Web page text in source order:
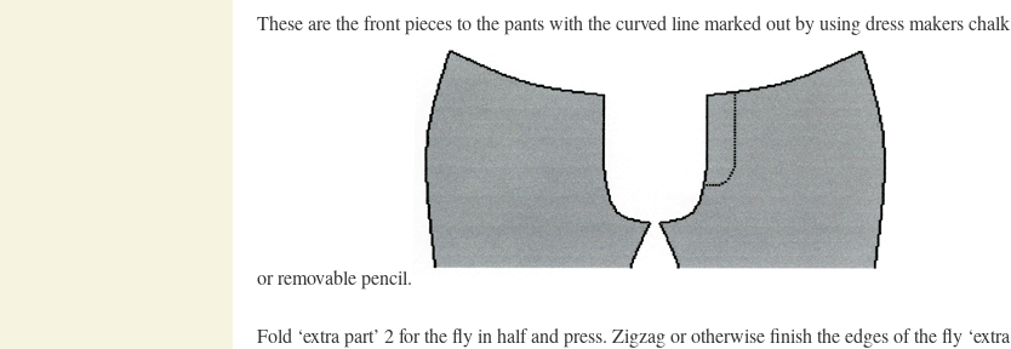
These are the front pieces to the pants with the curved line marked out by using dress makers chalk
or removable pencil.
Fold ‘extra part’ 2 for the fly in half and press. Zigzag or otherwise finish the edges of the fly ‘extra